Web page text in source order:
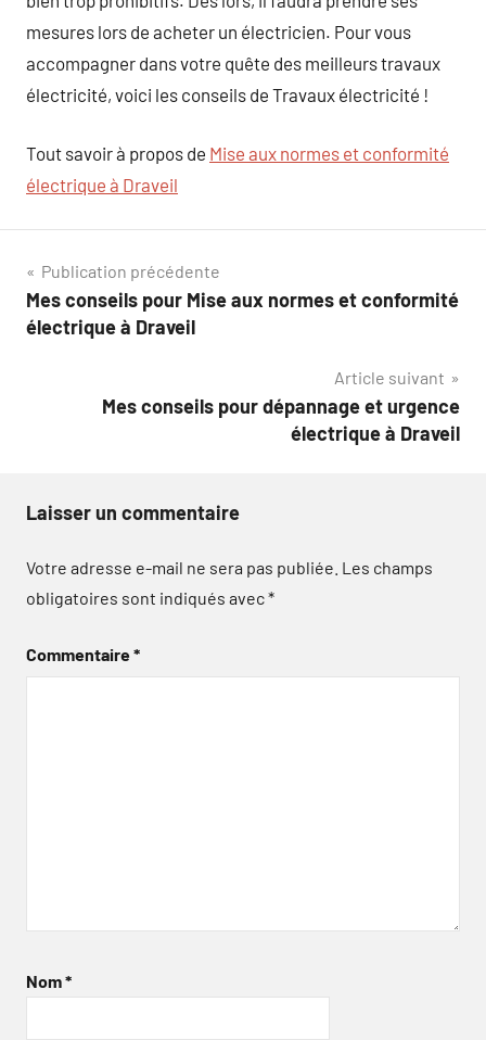
mesures lors de acheter un électricien. Pour vous
accompagner dans votre quête des meilleurs travaux
électricité, voici les conseils de Travaux électricité !
Tout savoir à propos de Mise aux normes et conformité
électrique à Draveil
Navigation
de
Publication précédente
Mes conseils pour Mise aux normes et conformité
électrique à Draveil
Article suivant
Mes conseils pour dépannage et urgence
électrique à Draveil
Laisser un commentaire
Votre adresse e-mail ne sera pas publiée. Les champs
obligatoires sont indiqués avec*
Commentaire*
Nom*